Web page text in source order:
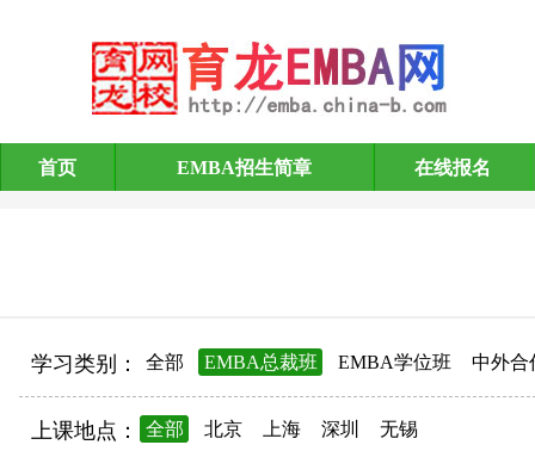
EMBA招生简章
首页 EMBA招生简章 在线报名
学习类别： 全部 EMBA总裁班 EMBA学位班 中外合
上课地点： 全部 北京 上海 深圳 无锡